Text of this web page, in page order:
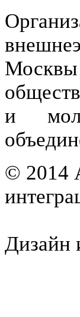
Москвы
и
© 2014
Дизайн